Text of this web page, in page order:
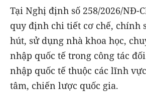
Tại Nghị định số 258/2026/NĐ-
quy định chi tiết cơ chế, chính
hút, sử dụng nhà khoa học,
nhập quốc tế trong công tác
nhập quốc tế thuộc các lĩnh
tâm, chiến lược quốc gia.